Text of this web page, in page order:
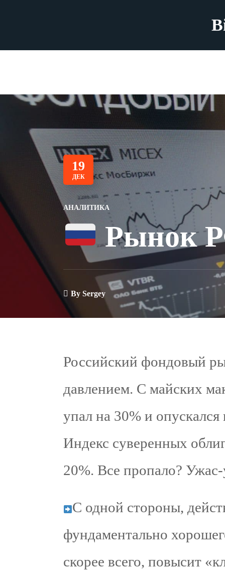
19
ДЕК
АНАЛИТИКА
Рынок
By Sergey
Российский фондовый
давлением. С майских
упал на 30% и
Индекс суверенных
20%. Все пропало?
С одной стороны,
фундаментально
скорее всего, повысит